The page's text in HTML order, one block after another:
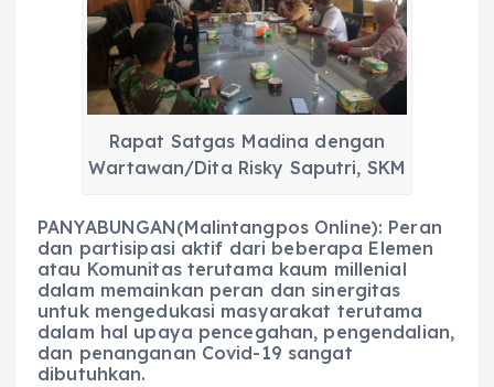
b
o
A
p
p
r
a
m
n
g
er
Rapat Satgas Madina dengan
Wartawan/Dita Risky Saputri, SKM
PANYABUNGAN(Malintangpos Online): Peran
dan partisipasi aktif dari beberapa Elemen
atau Komunitas terutama kaum millenial
dalam memainkan peran dan sinergitas
untuk mengedukasi masyarakat terutama
dalam hal upaya pencegahan, pengendalian,
dan penanganan Covid-19 sangat
dibutuhkan.